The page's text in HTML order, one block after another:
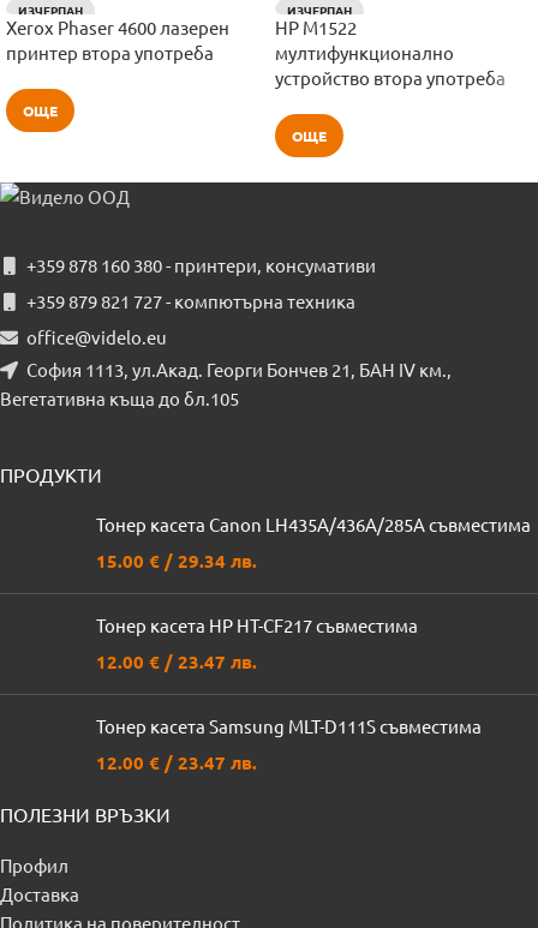
ИЗЧЕРПАН
Xerox Phaser 4600 лазерен
принтер втора употреба
ОЩЕ
ИЗЧЕРПАН
HP M1522
мултифункционално
устройство втора употреба
ОЩЕ
+359 878 160 380 - принтери, консумативи
+359 879 821 727 - компютърна техника
office@videlo.eu
София 1113, ул.Акад. Георги Бончев 21, БАН IV км.,
Вегетативна къща до бл.105
ПРОДУКТИ
Тонер касета Canon LH435A/436A/285A съвместима
15.00 € / 29.34 лв.
Тонер касета HP HT-CF217 съвместима
12.00 € / 23.47 лв.
Тонер касета Samsung MLT-D111S съвместима
12.00 € / 23.47 лв.
ПОЛЕЗНИ ВРЪЗКИ
Профил
Доставка
Политика на поверителност